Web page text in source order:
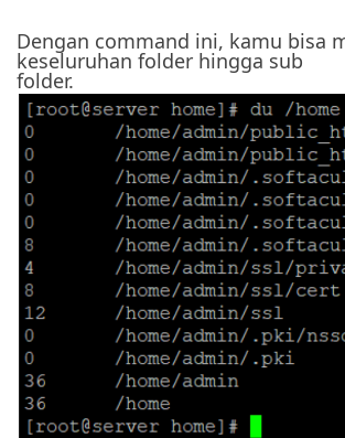
Dengan command ini, kamu bisa
keseluruhan folder hingga sub
folder.